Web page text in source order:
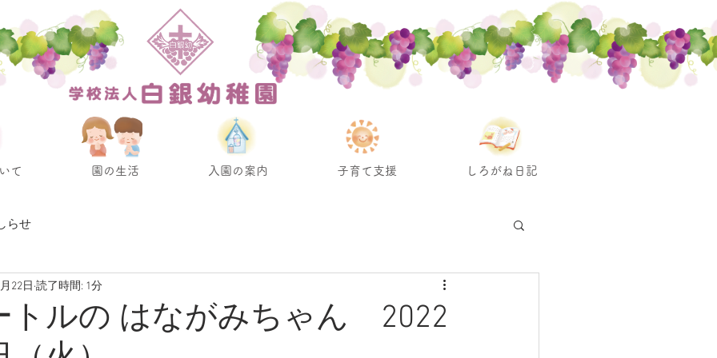
て 園の生活 入園の案内 子育て支援 しろがね日記
らせ
トルの はながみちゃん 2022
22日 読了時間: 1分